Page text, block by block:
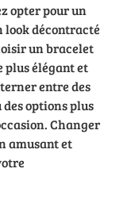
opter pour un
look décontracté
un bracelet
élégant et
entre des
options plus
Changer
amusant et